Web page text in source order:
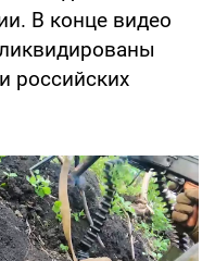
В конце видео
российских